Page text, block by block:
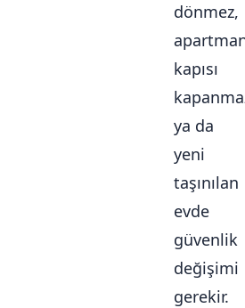
dönmez,
kapısı
ya da
yeni
taşınılan
evde
güvenlik
değişimi
gerekir.